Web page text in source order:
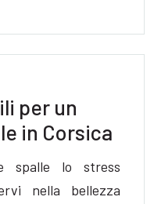
per un
in Corsica
spalle lo stress
nella bellezza